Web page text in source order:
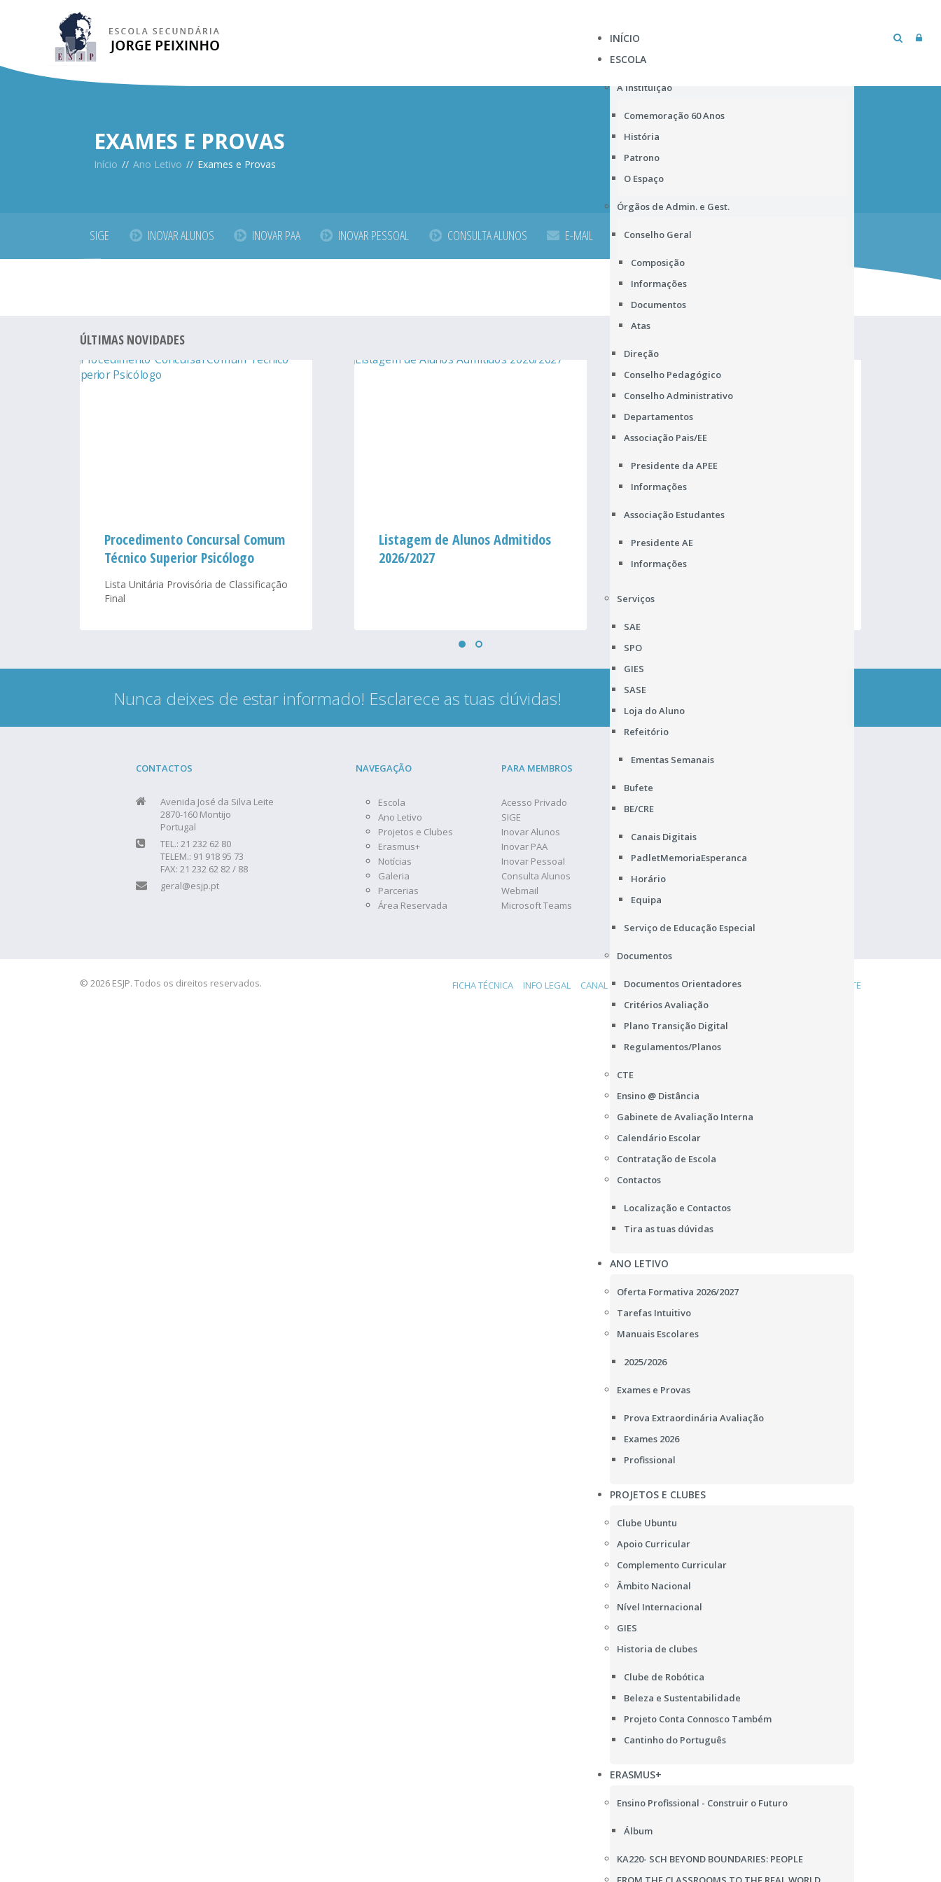
INÍCIO
ESCOLA
A Instituição
Comemoração 60 Anos
História
Patrono
O Espaço
Órgãos de Admin. e Gest.
Conselho Geral
Composição
Informações
Documentos
Atas
Direção
Conselho Pedagógico
Conselho Administrativo
Departamentos
Associação Pais/EE
Presidente da APEE
Informações
Associação Estudantes
Presidente AE
Informações
Serviços
SAE
SPO
GIES
SASE
Loja do Aluno
Refeitório
Ementas Semanais
Bufete
BE/CRE
Canais Digitais
PadletMemoriaEsperanca
Horário
Equipa
Serviço de Educação Especial
Documentos
Documentos Orientadores
Critérios Avaliação
Plano Transição Digital
Regulamentos/Planos
CTE
Ensino @ Distância
Gabinete de Avaliação Interna
Calendário Escolar
Contratação de Escola
Contactos
Localização e Contactos
Tira as tuas dúvidas
ANO LETIVO
Oferta Formativa 2026/2027
Tarefas Intuitivo
Manuais Escolares
2025/2026
Exames e Provas
Prova Extraordinária Avaliação
Exames 2026
Profissional
PROJETOS E CLUBES
Clube Ubuntu
Apoio Curricular
Complemento Curricular
Âmbito Nacional
Nível Internacional
GIES
Historia de clubes
Clube de Robótica
Beleza e Sustentabilidade
Projeto Conta Connosco Também
Cantinho do Português
ERASMUS+
Ensino Profissional - Construir o Futuro
Álbum
KA220- SCH BEYOND BOUNDARIES: PEOPLE
EXAMES E PROVAS
Início // Ano Letivo // Exames e Provas
SIGE INOVAR ALUNOS INOVAR PAA INOVAR PESSOAL CONSULTA ALUNOS E-MAIL MICROSOFT TEAMS
ÚLTIMAS NOVIDADES
Procedimento Concursal Comum
Técnico Superior Psicólogo
Lista Unitária Provisória de Classificação
Final
Listagem de Alunos Admitidos
2026/2027
Comunicado do JNE
Alteração de Pautas de exames
Nunca deixes de estar informado! Esclarece as tuas dúvidas!
CONTACTOS
Avenida José da Silva Leite
2870-160 Montijo
Portugal
TEL.: 21 232 62 80
TELEM.: 91 918 95 73
FAX: 21 232 62 82 / 88
geral@esjp.pt
NAVEGAÇÃO
Escola
Ano Letivo
Projetos e Clubes
Erasmus+
Notícias
Galeria
Parcerias
Área Reservada
PARA MEMBROS
Acesso Privado
SIGE
Inovar Alunos
Inovar PAA
Inovar Pessoal
Consulta Alunos
Webmail
Microsoft Teams
1749-070 Lisboa
Portugal
TEL.: 218 433 900
© 2026 ESJP. Todos os direitos reservados. FICHA TÉCNICA INFO LEGAL CANAL DE DENÚNCIA COOKIES LIGAÇÕES ÚTEIS MAPA DO SITE